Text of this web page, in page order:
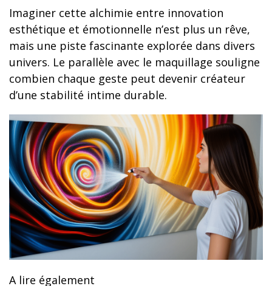
Imaginer cette alchimie entre innovation
esthétique et émotionnelle n’est plus un rêve,
mais une piste fascinante explorée dans divers
univers. Le parallèle avec le maquillage souligne
combien chaque geste peut devenir créateur
d’une stabilité intime durable.
A lire également